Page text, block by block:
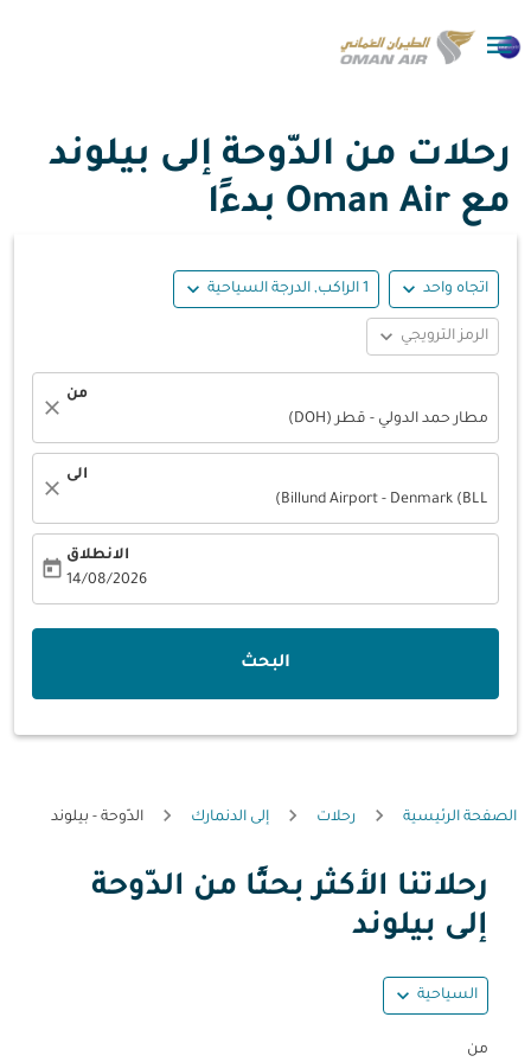

رحلات من الدّوحة إلى بيلوند
مع Oman Air بدءًا
اتجاه واحد expand_more 1 الراكب, الدرجة السياحية expand_more
الرمز الترويجي expand_more
من
مطار حمد الدولي - قطر (DOH)
close
الى
Billund Airport - Denmark (BLL)
close
الانطلاق
14/08/2026
today
البحث
الصفحة الرئيسية رحلات إلى الدنمارك الدّوحة - بيلوند
رحلاتنا الأكثر بحثًا من الدّوحة
إلى بيلوند
السياحية expand_more
من
حاول تحديث الرحلة (مغادرة و/أو وجهة) أو التفاعل مع